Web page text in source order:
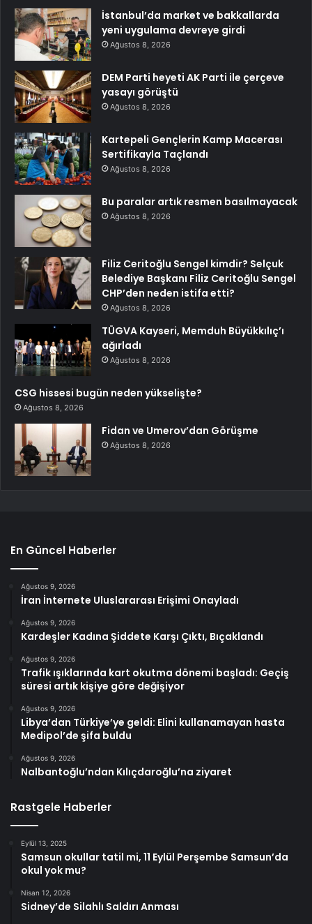
İstanbul’da market ve bakkallarda
yeni uygulama devreye girdi
Ağustos 8, 2026
DEM Parti heyeti AK Parti ile çerçeve
yasayı görüştü
Ağustos 8, 2026
Kartepeli Gençlerin Kamp Macerası
Sertifikayla Taçlandı
Ağustos 8, 2026
Bu paralar artık resmen basılmayacak
Ağustos 8, 2026
Filiz Ceritoğlu Sengel kimdir? Selçuk
Belediye Başkanı Filiz Ceritoğlu Sengel
CHP’den neden istifa etti?
Ağustos 8, 2026
TÜGVA Kayseri, Memduh Büyükkılıç’ı
ağırladı
Ağustos 8, 2026
CSG hissesi bugün neden yükselişte?
Ağustos 8, 2026
Fidan ve Umerov’dan Görüşme
Ağustos 8, 2026
En Güncel Haberler
Ağustos 9, 2026
İran İnternete Uluslararası Erişimi Onayladı
Ağustos 9, 2026
Kardeşler Kadına Şiddete Karşı Çıktı, Bıçaklandı
Ağustos 9, 2026
Trafik ışıklarında kart okutma dönemi başladı: Geçiş
süresi artık kişiye göre değişiyor
Ağustos 9, 2026
Libya’dan Türkiye’ye geldi: Elini kullanamayan hasta
Medipol’de şifa buldu
Ağustos 9, 2026
Nalbantoğlu’ndan Kılıçdaroğlu’na ziyaret
Rastgele Haberler
Eylül 13, 2025
Samsun okullar tatil mi, 11 Eylül Perşembe Samsun’da
okul yok mu?
Nisan 12, 2026
Sidney’de Silahlı Saldırı Anması